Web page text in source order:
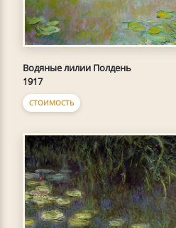
Водяные лилии Полдень
1917
СТОИМОСТЬ